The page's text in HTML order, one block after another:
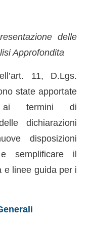
delle
Approfondita
11, D.Lgs.
state apportate
ai termini di
dichiarazioni
disposizioni
semplificare il
e linee guida per i